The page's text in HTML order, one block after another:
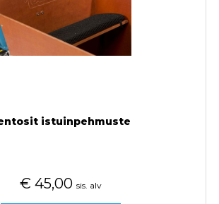
istuinpehmuste
€ 45,00 sis. alv